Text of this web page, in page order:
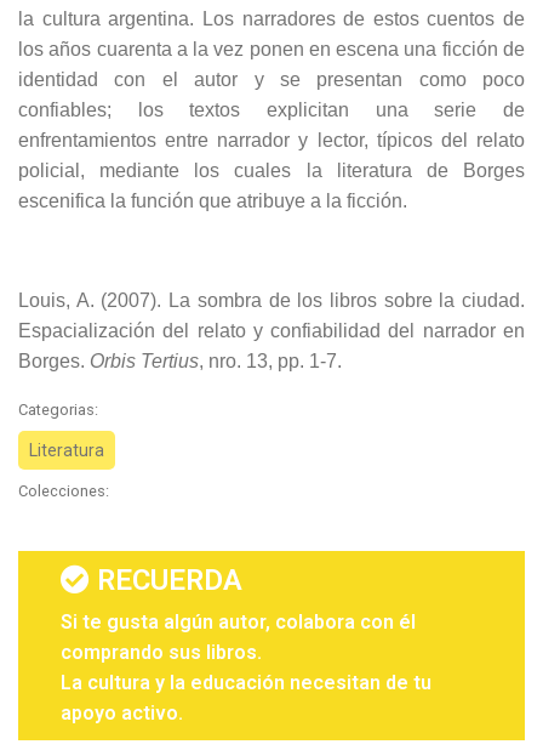
la cultura argentina. Los narradores de estos cuentos de
los años cuarenta a la vez ponen en escena una ficción de
identidad con el autor y se presentan como poco
confiables; los textos explicitan una serie de
enfrentamientos entre narrador y lector, típicos del relato
policial, mediante los cuales la literatura de Borges
escenifica la función que atribuye a la ficción.
Louis, A. (2007). La sombra de los libros sobre la ciudad.
Espacialización del relato y confiabilidad del narrador en
Borges. Orbis Tertius, nro. 13, pp. 1-7.
Categorias:
Literatura
Colecciones:
RECUERDA
Si te gusta algún autor, colabora con él
comprando sus libros.
La cultura y la educación necesitan de tu
apoyo activo.